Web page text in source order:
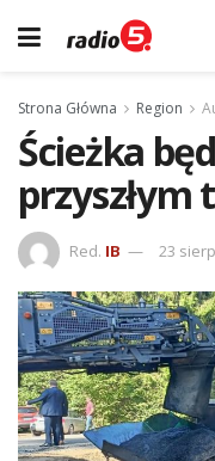
Strona Główna Region
Ścieżka
przyszłym
Red. IB 23